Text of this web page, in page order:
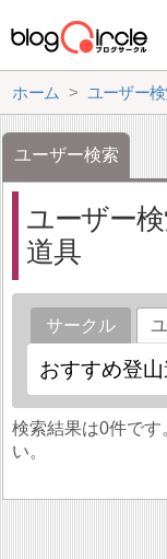
ホーム ユーザー
ユーザー検索
ユーザー
道具
サークル
検索結果は0件です
い。